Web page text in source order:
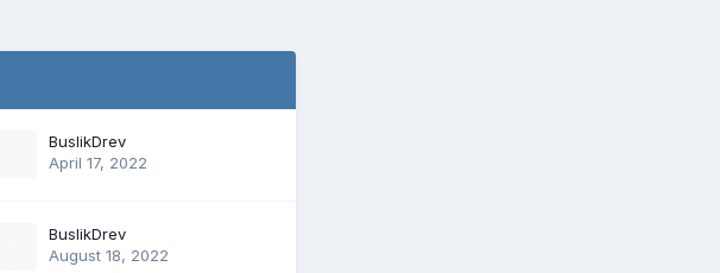
BuslikDrev
April 17, 2022
BuslikDrev
August 18, 2022